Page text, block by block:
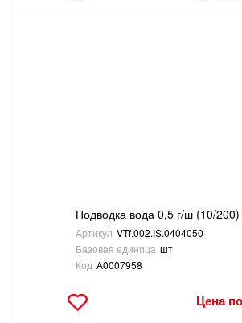
Подводка вода 0,5 г/ш (10/200)
Артикул VTf.002.IS.0404050
Базовая единица шт
Код А0007958
Цена